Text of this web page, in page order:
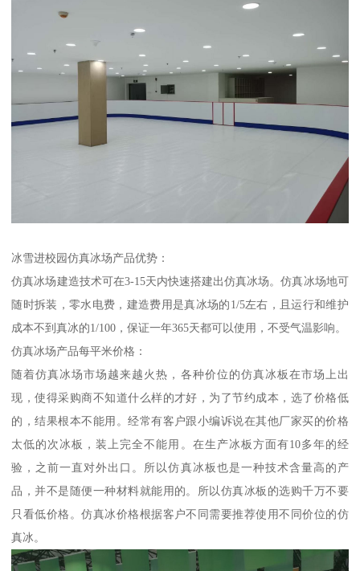
冰雪进校园仿真冰场产品优势：
仿真冰场建造技术可在3-15天内快速搭建出仿真冰场。仿真冰场地可
随时拆装，零水电费，建造费用是真冰场的1/5左右，且运行和维护
成本不到真冰的1/100，保证一年365天都可以使用，不受气温影响。
仿真冰场产品每平米价格：
随着仿真冰场市场越来越火热，各种价位的仿真冰板在市场上出
现，使得采购商不知道什么样的才好，为了节约成本，选了价格低
的，结果根本不能用。经常有客户跟小编诉说在其他厂家买的价格
太低的次冰板，装上完全不能用。在生产冰板方面有10多年的经
验，之前一直对外出口。所以仿真冰板也是一种技术含量高的产
品，并不是随便一种材料就能用的。所以仿真冰板的选购千万不要
只看低价格。仿真冰价格根据客户不同需要推荐使用不同价位的仿
真冰。